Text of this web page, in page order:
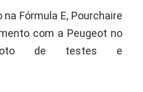
Fórmula E, Pourchaire
com a Peugeot no
de testes e